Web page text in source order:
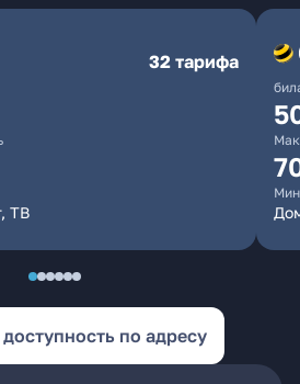
32 тарифа
ТВ
по адресу